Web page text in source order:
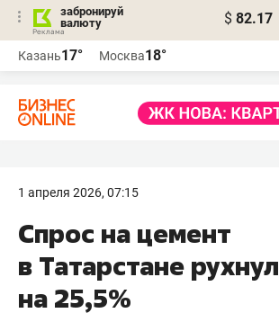
забронируй
валюту
$ 82.17
Казань17° Москва18°
1 апреля 2026, 07:15
Спрос на цемент
в Татарстане рухнул
на 25,5%